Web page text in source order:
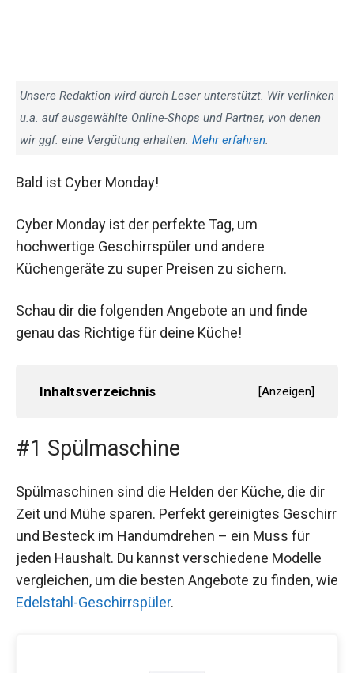
Unsere Redaktion wird durch Leser unterstützt. Wir verlinken
u.a. auf ausgewählte Online-Shops und Partner, von denen
wir ggf. eine Vergütung erhalten. Mehr erfahren.
Bald ist Cyber Monday!
Cyber Monday ist der perfekte Tag, um
hochwertige Geschirrspüler und andere
Küchengeräte zu super Preisen zu sichern.
Schau dir die folgenden Angebote an und finde
genau das Richtige für deine Küche!
Inhaltsverzeichnis [Anzeigen]
#1 Spülmaschine
Spülmaschinen sind die Helden der Küche, die dir
Zeit und Mühe sparen. Perfekt gereinigtes Geschirr
und Besteck im Handumdrehen – ein Muss für
jeden Haushalt. Du kannst verschiedene Modelle
vergleichen, um die besten Angebote zu finden, wie
Edelstahl-Geschirrspüler.